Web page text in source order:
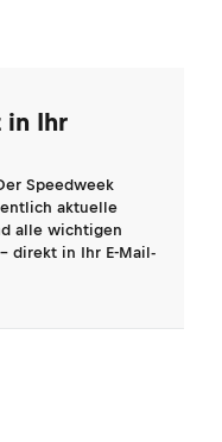
in Ihr
Speedweek
aktuelle
alle wichtigen
direkt in Ihr E-Mail-